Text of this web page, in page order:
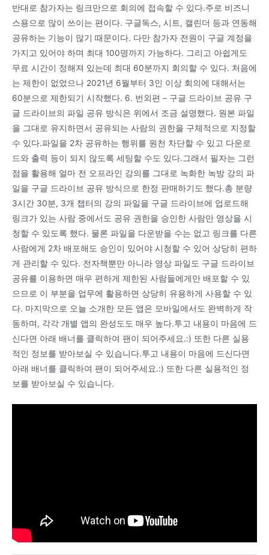
반대로 참가자는 링크만으로 회의에 접속할 수 있다.주로 비즈니
스용으로 많이 쓰이는 편이다. 구글독스, 시트, 캘린더 등과 연동해
공유하는 기능이 많기 때문이다. 다만 참가자 전원이 구글 계정을
가지고 있어야 하며 최대 100명까지 가능하다. 그리고 아쉽게도
무료 시간이 정해져 있는데 최대 60분까지 회의할 수 있다. 처음에
는 제한이 없었으나 2021년 6월부터 3인 이상 회의에 대해서는
60분으로 제한되기 시작했다. 6. 번외편 – 구글 드라이브 공유 구
글 드라이브의 파일 공유 방식은 위에서 조금 설명했다. 원본 파일
을 그대로 유지하면서 공유되는 사람의 권한을 구체적으로 지정할
수 있다.파일을 2차 공유하는 행위를 원천 차단할 수 있고 다운로
드와 출력 등이 되지 않도록 세팅할 수도 있다.그래서 필자는 그런
점을 활용해 얼마 전 오프라인 강의를 그대로 녹화한 녹방 강의 파
일을 구글 드라이브 공유 방식으로 한정 판매하기도 했다.총 분량
3시간 30분, 3개 챕터의 강의 파일을 구글 드라이브에 업로드해
링크가 있는 사람 중에서도 공유 권한을 승인한 사람만 영상을 시
청할 수 있도록 했다. 물론 파일을 다운받을 수는 없고 링크를 다른
사람에게 2차 배포해도 승인이 있어야 시청할 수 있어 상당히 편하
게 관리할 수 있다. 전자책뿐만 아니라 영상 파일도 구글 드라이브
공유를 이용하면 매우 편하게 제한된 사람들에게만 배포할 수 있
으므로 이 부분을 업무에 활용하면 상당히 유용하게 사용할 수 있
다. 마지막으로 오늘 소개한 모든 앱은 모바일에서도 완벽하게 작
동하며, 각각 개별 앱의 완성도도 매우 높다.투고 내용이 마음에 드
신다면 아래 배너를 클릭하여 팬이 되어주세요.:) 또한 다른 실용
적인 정보를 받아보실 수 있습니다.투고 내용이 마음에 드신다면
아래 배너를 클릭하여 팬이 되어주세요.:) 또한 다른 실용적인 정
보를 받아보실 수 있습니다.